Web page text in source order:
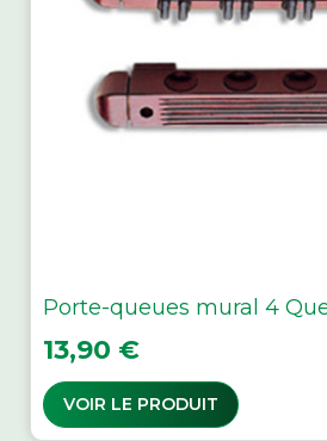
Porte-queues mural 4
Prix
13,90 €
VOIR LE PRODUIT